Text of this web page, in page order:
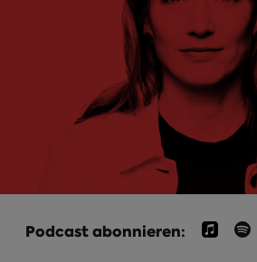
Podcast abonnieren: